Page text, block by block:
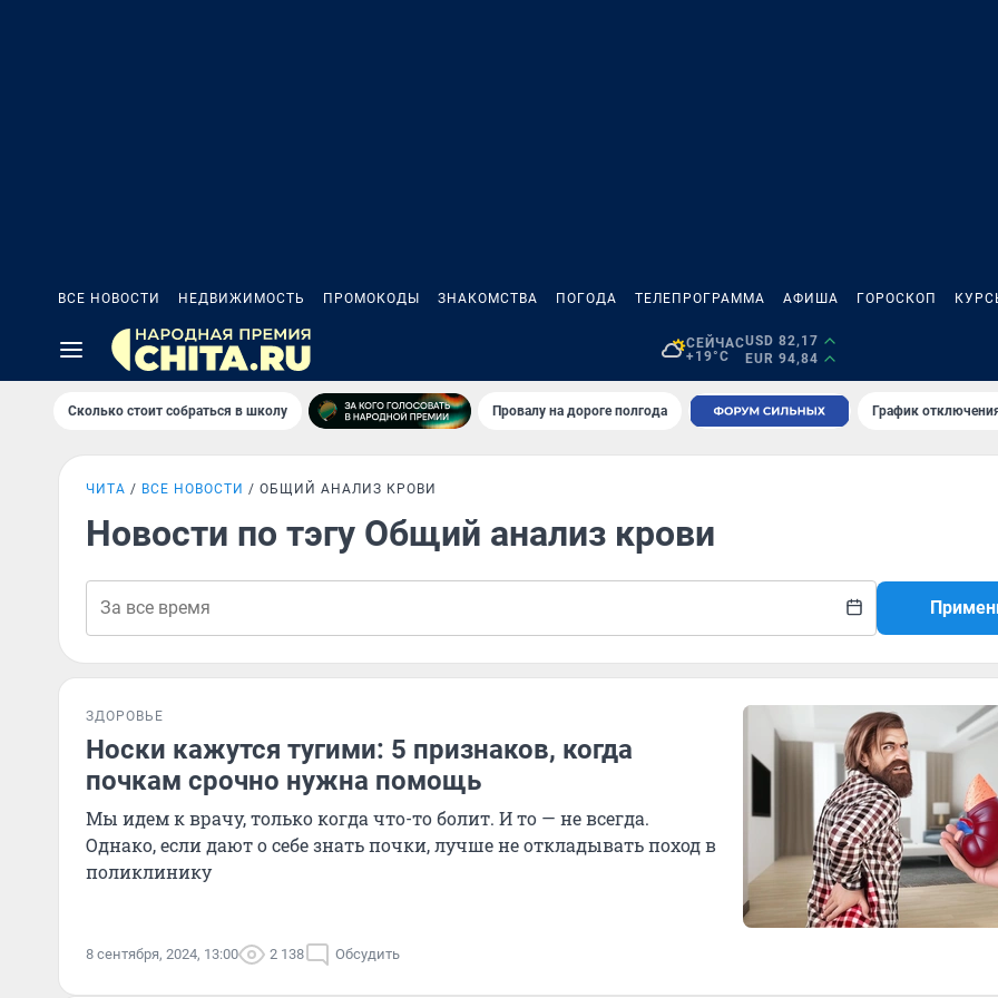
ВСЕ НОВОСТИ НЕДВИЖИМОСТЬ ПРОМОКОДЫ ЗНАКОМСТВА ПОГОДА ТЕЛЕПРОГРАММА АФИША ГОРОСКОП
СЕЙЧАС
+19°C
USD 82,17
EUR 94,84
Сколько стоит собраться в школу Провалу на дороге полгода График
ЧИТА ВСЕ НОВОСТИ ОБЩИЙ АНАЛИЗ КРОВИ
Новости по тэгу Общий анализ крови
ЗДОРОВЬЕ
Носки кажутся тугими: 5 признаков, когда
почкам срочно нужна помощь
Мы идем к врачу, только когда что-то болит. И то — не всегда.
Однако, если дают о себе знать почки, лучше не откладывать поход в
поликлинику
8 сентября, 2024, 13:00 2 138 Обсудить